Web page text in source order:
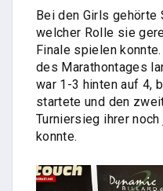
Bei den Girls gehörte
welcher Rolle sie
Finale spielen
des Marathontages
war 1-3 hinten auf 4,
startete und den
Turniersieg ihrer
konnte.